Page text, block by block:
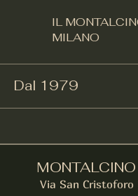
IL
MILANO​
Dal 1979
Via San Cristoforo